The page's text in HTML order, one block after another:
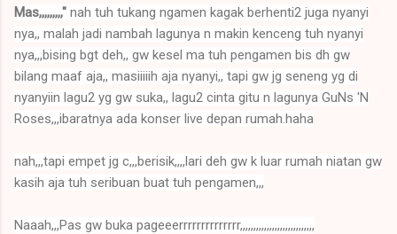
Mas,,,,,,,,," nah tuh tukang ngamen kagak berhenti2 juga nyanyi
nya,, malah jadi nambah lagunya n makin kenceng tuh nyanyi
nya,,,bising bgt deh,, gw kesel ma tuh pengamen bis dh gw
bilang maaf aja,, masiiiiih aja nyanyi,, tapi gw jg seneng yg di
nyanyiin lagu2 yg gw suka,, lagu2 cinta gitu n lagunya GuNs 'N
Roses,,,ibaratnya ada konser live depan rumah.haha
nah,,,tapi empet jg c,,,berisik,,,,lari deh gw k luar rumah niatan gw
kasih aja tuh seribuan buat tuh pengamen,,,
Naaah,,,Pas gw buka pageeerrrrrrrrrrrrrr,,,,,,,,,,,,,,,,,,,,,,,,,,,,